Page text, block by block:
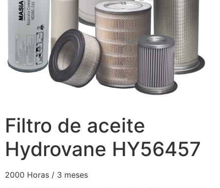
Filtro de aceite
Hydrovane HY56457
2000 Horas / 3 meses